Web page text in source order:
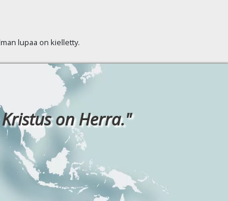
lupaa on kielletty.
on Herra."